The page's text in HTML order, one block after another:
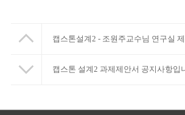
캡스톤설계2 - 조원주교수님 연구실
캡스톤 설계2 과제제안서 공지사항입